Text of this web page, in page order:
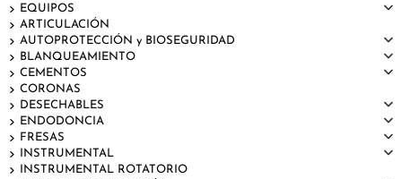
EQUIPOS
ARTICULACIÓN
AUTOPROTECCIÓN y BIOSEGURIDAD
BLANQUEAMIENTO
CEMENTOS
CORONAS
DESECHABLES
ENDODONCIA
FRESAS
INSTRUMENTAL
INSTRUMENTAL ROTATORIO